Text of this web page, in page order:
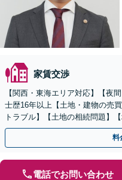
家賃交渉
【関西・東海エリア対応】【夜
士歴16年以上【土地・建物の売
トラブル】【土地の相続問題】
するトラブル全般の解決に豊富
料
電話でお問い合わせ